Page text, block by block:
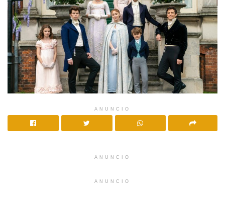
ANUNCIO
ANUNCIO
ANUNCIO